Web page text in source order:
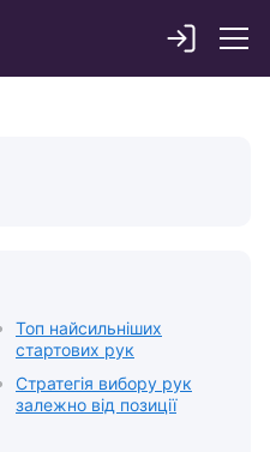
Топ найсильніших
стартових рук
Стратегія вибору рук
залежно від позиції